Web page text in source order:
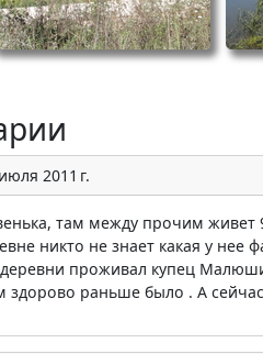
2011 г.
там между прочим живет
никто не знает какая у нее
проживал купец
здорово раньше было . А